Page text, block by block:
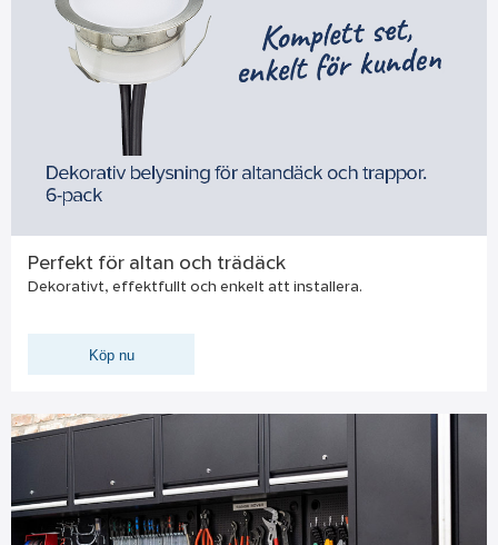
Perfekt för altan och trädäck
Dekorativt, effektfullt och enkelt att installera.
Köp nu